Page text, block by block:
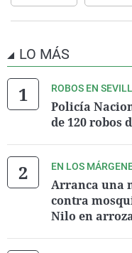
LO MÁS
ROBOS EN
Policía
de 120 robos
EN LOS
Arranca una
contra
Nilo en